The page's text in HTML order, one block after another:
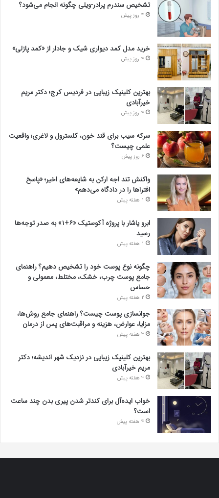
تشخیص سندرم پرادر-ویلی چگونه انجام می‌شود؟
4 روز پیش
خرید مدل کمد دیواری شیک و جادار از «کمد پازلی»
4 روز پیش
بهترین کلینیک زیبایی در فردیس کرج؛ دکتر مریم
خیرآبادی
4 روز پیش
سرکه سیب برای قند خون، کلسترول و لاغری؛ واقعیت
علمی چیست؟
6 روز پیش
واکنش تند اجه ارکن به شایعه‌های اخیر؛ «پاسخ
افتراها را در دادگاه می‌دهم»
1 هفته پیش
ابرو یاشار با پروژه آکوستیک «۶+۱» به صدر توجه‌ها
رسید
1 هفته پیش
چگونه نوع پوست خود را تشخیص دهیم؟ راهنمای
جامع پوست چرب، خشک، مختلط، معمولی و
حساس
2 هفته پیش
جوانسازی پوست چیست؟ راهنمای جامع روش‌ها،
مزایا، عوارض، هزینه و مراقبت‌های پس از درمان
3 هفته پیش
بهترین کلینیک زیبایی در نزدیک شهر اندیشه؛ دکتر
مریم خیرآبادی
3 هفته پیش
خواب ایده‌آل برای کندتر شدن پیری بدن چند ساعت
است؟
4 هفته پیش